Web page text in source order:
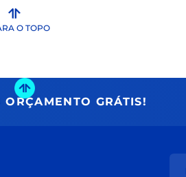
O TOPO
GRÁTIS!